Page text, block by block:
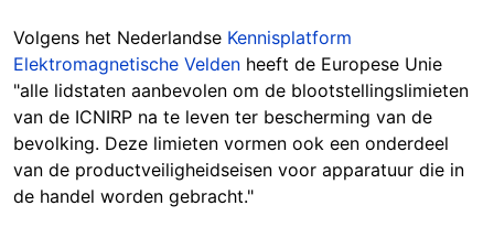
Volgens het Nederlandse Kennisplatform
Elektromagnetische Velden heeft de Europese Unie
"alle lidstaten aanbevolen om de blootstellingslimieten
van de ICNIRP na te leven ter bescherming van de
bevolking. Deze limieten vormen ook een onderdeel
van de productveiligheidseisen voor apparatuur die in
de handel worden gebracht."